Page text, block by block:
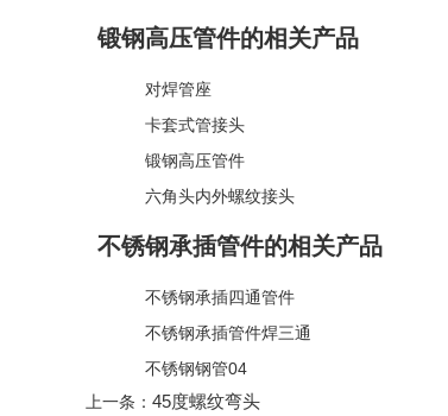
锻钢高压管件的相关产品
对焊管座
卡套式管接头
锻钢高压管件
六角头内外螺纹接头
不锈钢承插管件的相关产品
不锈钢承插四通管件
不锈钢承插管件焊三通
不锈钢钢管04
上一条： 45度螺纹弯头